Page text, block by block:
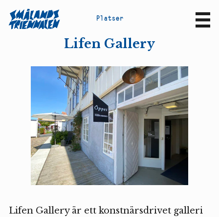
Platser
Lifen Gallery
Lifen Gallery är ett konstnärsdrivet galleri